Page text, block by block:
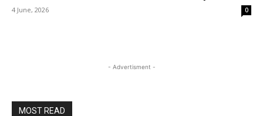
4 June, 2026 0
- Advertisment -
MOST READ